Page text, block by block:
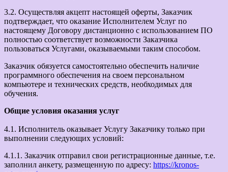
3.2. Осуществляя акцепт настоящей оферты, Заказчик
подтверждает, что оказание Исполнителем Услуг по
настоящему Договору дистанционно с использованием ПО
полностью соответствует возможности Заказчика
пользоваться Услугами, оказываемыми таким способом.
Заказчик обязуется самостоятельно обеспечить наличие
программного обеспечения на своем персональном
компьютере и технических средств, необходимых для
обучения.
Общие условия оказания услуг
4.1. Исполнитель оказывает Услугу Заказчику только при
выполнении следующих условий:
4.1.1. Заказчик отправил свои регистрационные данные, т.е.
заполнил анкету, размещенную по адресу: https://kronos-